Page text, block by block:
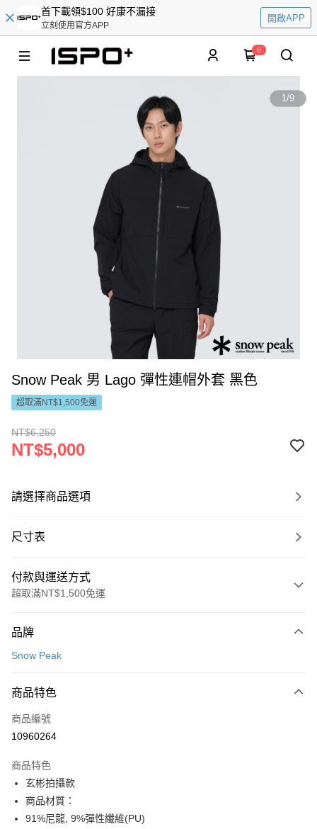
首下載領$100 好康不漏接
立刻使用官方APP
開啟APP
0
1/9
Snow Peak 男 Lago 彈性連帽外套 黑色
超取滿NT$1,500免運
NT$6,250
NT$5,000
請選擇商品選項
尺寸表
付款與運送方式
超取滿NT$1,500免運
信用卡一次付款
Apple Pay
悠遊付
7-11取貨(快速到店)
每筆NT$100，滿NT$1,500(含以上)免運費
宅配-本島
品牌
Snow Peak
商品特色
商品編號
10960264
商品特色
玄彬拍攝款
商品材質：
91%尼龍, 9%彈性纖維(PU)